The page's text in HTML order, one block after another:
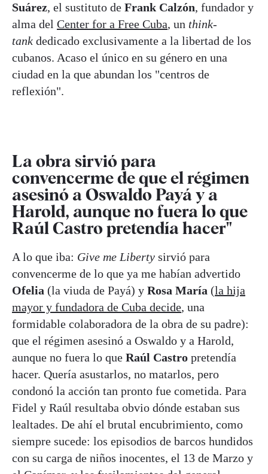
Suárez, el sustituto de Frank Calzón, fundador y
alma del Center for a Free Cuba, un think-
tank dedicado exclusivamente a la libertad de los
cubanos. Acaso el único en su género en una
ciudad en la que abundan los "centros de
reflexión".
La obra sirvió para
convencerme de que el régimen
asesinó a Oswaldo Payá y a
Harold, aunque no fuera lo que
Raúl Castro pretendía hacer"
A lo que iba: Give me Liberty sirvió para
convencerme de lo que ya me habían advertido
Ofelia (la viuda de Payá) y Rosa María (la hija
mayor y fundadora de Cuba decide, una
formidable colaboradora de la obra de su padre):
que el régimen asesinó a Oswaldo y a Harold,
aunque no fuera lo que Raúl Castro pretendía
hacer. Quería asustarlos, no matarlos, pero
condonó la acción tan pronto fue cometida. Para
Fidel y Raúl resultaba obvio dónde estaban sus
lealtades. De ahí el brutal encubrimiento, como
siempre sucede: los episodios de barcos hundidos
con su carga de niños inocentes, el 13 de Marzo y